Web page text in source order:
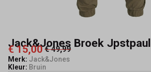
Jack&Jones Broek Jpstpaul
€ 15,00 € 49,99
Merk: Jack&Jones
Kleur: Bruin